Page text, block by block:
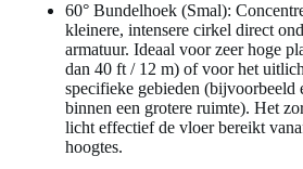
60° Bundelhoek (Smal):
kleinere, intensere cirkel direct
armatuur. Ideaal voor zeer hoge
dan 40 ft / 12 m) of voor het
specifieke gebieden (bijvoorbeeld
binnen een grotere ruimte). Het
licht effectief de vloer bereikt
hoogtes.